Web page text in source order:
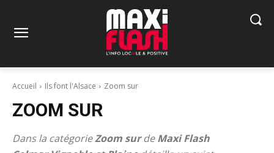
Accueil Ils font l'Alsace Zoom sur
ZOOM SUR
Dans la catégorieZoom surdeMaxi Flash